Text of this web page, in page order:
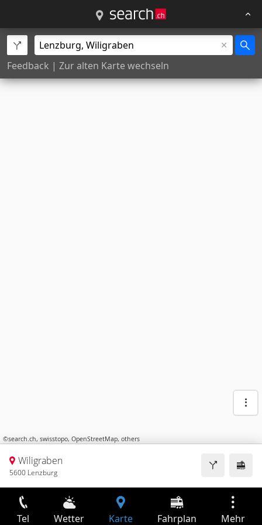
Feedback | Zur alten Karte wechseln
©search.ch, swisstopo, OpenStreetMap, others
Wiligraben
5600 Lenzburg
Tel Wetter Karte Fahrplan Mehr